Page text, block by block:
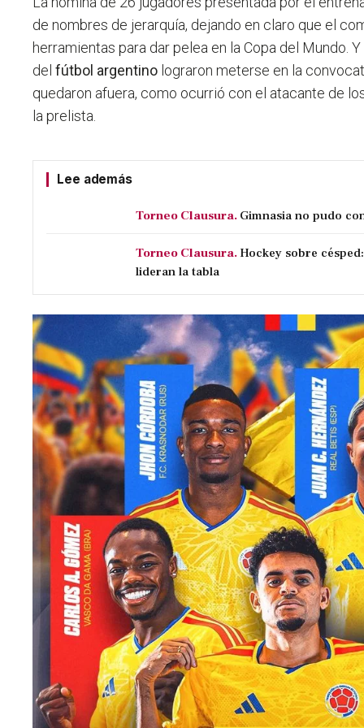
de nombres de jerarquía, dejando en claro que el
herramientas para dar pelea en la Copa del Mundo.
delfútbol argentino lograron meterse en la
quedaron afuera, como ocurrió con el atacante de
la prelista.
Lee además
Torneo Clausura. Gimnasia no pudo
Torneo Clausura. Hockey sobre
lideran la tabla